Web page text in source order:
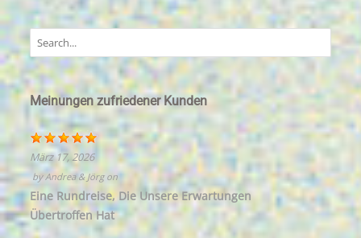
Meinungen zufriedener Kunden
März 17, 2026
by Andrea & Jörgon
Eine Rundreise, Die Unsere Erwartungen
Übertroffen Hat